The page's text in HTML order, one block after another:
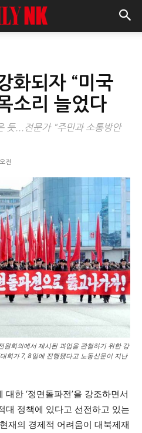
화되자 “미국
소리 늘었다
듯...전문가 "주민과 소통방안
전
원회의에서 제시된 과업을 관철하기 위한 강
회가 7, 8일에 진행됐다고 노동신문이 지난
한 ‘정면돌파전’을 강조하면서
대 정책에 있다고 선전하고 있는
재의 경제적 어려움이 대북제재